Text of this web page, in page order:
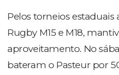
Pelos torneios estaduais
Rugby M15 e M18,
aproveitamento. No
bateram o Pasteur por